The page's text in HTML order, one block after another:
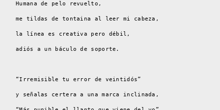
Humana de pelo revuelto,
me tildas de tontaina al leer mi cabeza,
la línea es creativa pero débil,
adiós a un báculo de soporte.
“Irremisible tu error de veintidós”
y señalas certera a una marca inclinada,